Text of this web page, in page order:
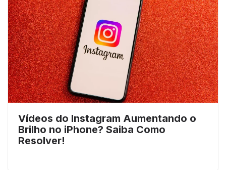
Vídeos do Instagram Aumentando o
Brilho no iPhone? Saiba Como
Resolver!